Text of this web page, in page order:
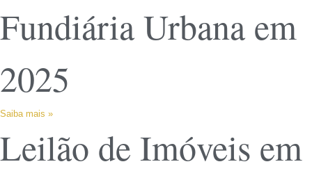
Fundiária Urbana em
2025
Saiba mais »
Leilão de Imóveis em